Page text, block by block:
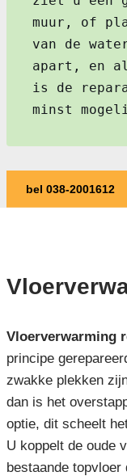
muur, of
van de
apart, en
is de
minst
bel 038-2001612
Vloerverwarming
principe
zwakke plekken
dan is het
optie, dit scheelt
U koppelt de oude
bestaande